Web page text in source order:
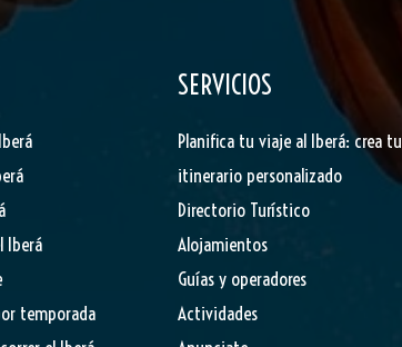
Iberá
temporada
SERVICIOS
Planifica tu viaje al Iberá: crea tu
itinerario personalizado
Directorio Turístico
Alojamientos
Guías y operadores
Actividades